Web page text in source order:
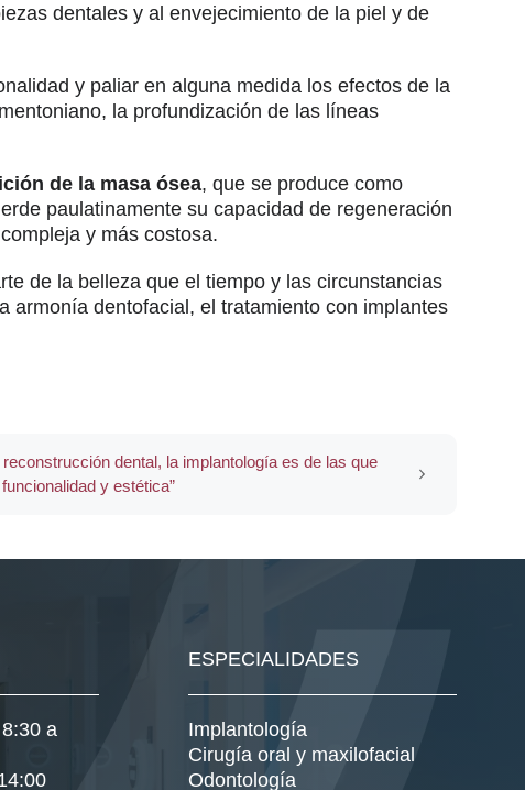
dentales y al envejecimiento de la piel y de
y paliar en alguna medida los efectos de la
la profundización de las líneas
de la masa ósea, que se produce como
paulatinamente su capacidad de regeneración
y más costosa.
de la belleza que el tiempo y las circunstancias
armonía dentofacial, el tratamiento con implantes
dental, la implantología es de las que
y estética”
a
ESPECIALIDADES
Implantología
Cirugía oral y maxilofacial
Odontología